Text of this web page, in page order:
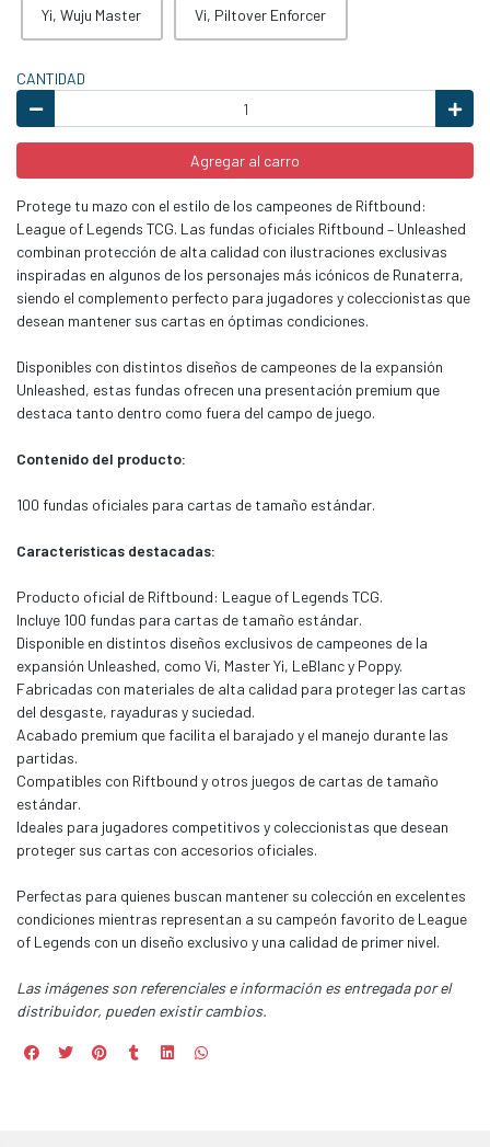
Yi, Wuju Master Vi, Piltover Enforcer
CANTIDAD
Agregar al carro
Protege tu mazo con el estilo de los campeones de Riftbound:
League of Legends TCG. Las fundas oficiales Riftbound – Unleashed
combinan protección de alta calidad con ilustraciones exclusivas
inspiradas en algunos de los personajes más icónicos de Runaterra,
siendo el complemento perfecto para jugadores y coleccionistas que
desean mantener sus cartas en óptimas condiciones.
Disponibles con distintos diseños de campeones de la expansión
Unleashed, estas fundas ofrecen una presentación premium que
destaca tanto dentro como fuera del campo de juego.
Contenido del producto:
100 fundas oficiales para cartas de tamaño estándar.
Características destacadas:
Producto oficial de Riftbound: League of Legends TCG.
Incluye 100 fundas para cartas de tamaño estándar.
Disponible en distintos diseños exclusivos de campeones de la
expansión Unleashed, como Vi, Master Yi, LeBlanc y Poppy.
Fabricadas con materiales de alta calidad para proteger las cartas
del desgaste, rayaduras y suciedad.
Acabado premium que facilita el barajado y el manejo durante las
partidas.
Compatibles con Riftbound y otros juegos de cartas de tamaño
estándar.
Ideales para jugadores competitivos y coleccionistas que desean
proteger sus cartas con accesorios oficiales.
Perfectas para quienes buscan mantener su colección en excelentes
condiciones mientras representan a su campeón favorito de League
of Legends con un diseño exclusivo y una calidad de primer nivel.
Las imágenes son referenciales e información es entregada por el
distribuidor, pueden existir cambios.